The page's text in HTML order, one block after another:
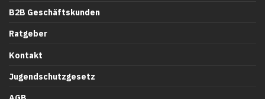
B2B Geschäftskunden
Ratgeber
Kontakt
Jugendschutzgesetz